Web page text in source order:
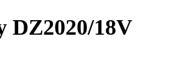
DZ2020/18V